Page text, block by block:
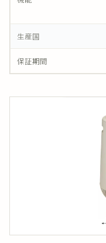
生産国
保証期間